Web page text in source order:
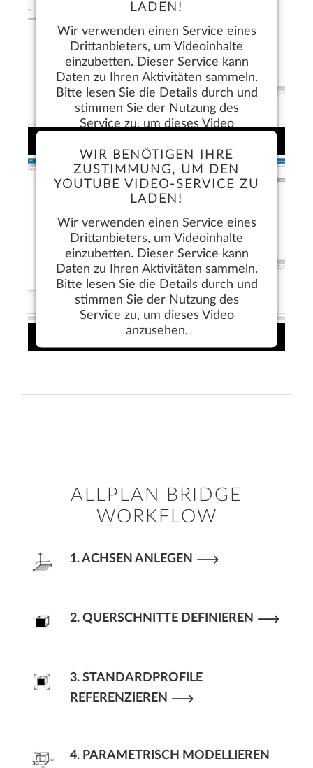
LADEN!
Wir verwenden einen Service eines
Drittanbieters, um Videoinhalte
einzubetten. Dieser Service kann
Daten zu Ihren Aktivitäten sammeln.
Bitte lesen Sie die Details durch und
stimmen Sie der Nutzung des
Service zu, um dieses Video
Mehr Informationen
WIR BENÖTIGEN IHRE
ZUSTIMMUNG, UM DEN
YOUTUBE VIDEO-SERVICE ZU
LADEN!
Wir verwenden einen Service eines
Drittanbieters, um Videoinhalte
einzubetten. Dieser Service kann
Daten zu Ihren Aktivitäten sammeln.
Bitte lesen Sie die Details durch und
stimmen Sie der Nutzung des
Service zu, um dieses Video
anzusehen.
ALLPLAN BRIDGE
WORKFLOW
1. ACHSEN ANLEGEN
2. QUERSCHNITTE DEFINIEREN
3. STANDARDPROFILE
REFERENZIEREN
4. PARAMETRISCH MODELLIEREN